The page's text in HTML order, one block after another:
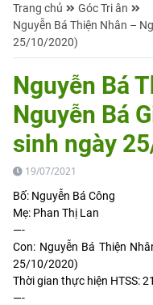
Trang chủ
Góc Tri ân
Nguyễn Bá Thiện Nhân –
25/10/2020)
Nguyễn Bá
Nguyễn Bá
sinh ngày
19/07/2021
Bố: Nguyễn Bá Công
Mẹ: Phan Thị Lan
—-
Con: Nguyễn Bá Thiện
25/10/2020)
Thời gian thực hiện HTSS:
—-